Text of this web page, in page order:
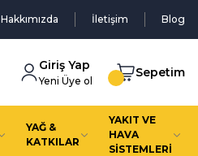
Hakkımızda İletişim Blog
Giriş Yap
Yeni Üye ol
Sepetim
YAĞ &
KATKILAR
YAKIT VE
HAVA
SİSTEMLERİ